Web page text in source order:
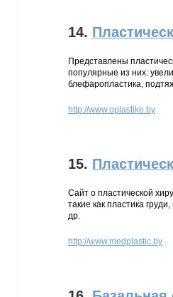
14.
Представлены
популярные из них:
блефаропластика,
http://www.oplastike.by
15.
Сайт о пластической
такие как пластика
др.
http://www.medplastic.by